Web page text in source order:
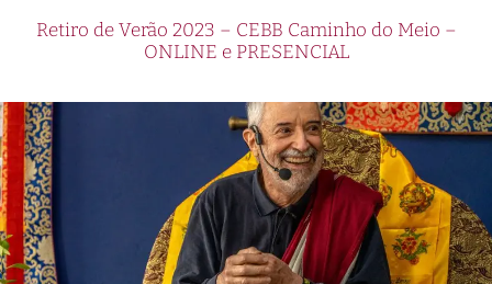
Retiro de Verão 2023 – CEBB Caminho do Meio –
ONLINE e PRESENCIAL